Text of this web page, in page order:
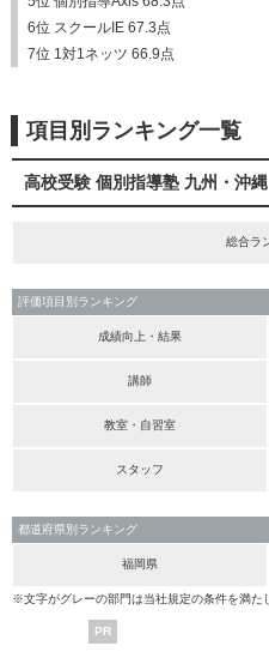
6位 スクールIE 67.3点
7位 1対1ネッツ 66.9点
項目別ランキング一覧
高校受験 個別指導塾 九州・沖縄
総合ラ
評価項目別ランキング
成績向上・結果
講師
教室・自習室
スタッフ
都道府県別ランキング
福岡県
※文字がグレーの部門は当社規定の条件を満た
PR